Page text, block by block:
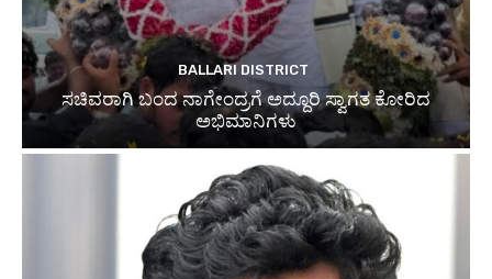
BALLARI DISTRICT
ಸಚಿವರಾಗಿ ಬಂದ ನಾಗೇಂದ್ರಗೆ ಅದ್ದೂರಿ ಸ್ವಾಗತ ಕೋರಿದ
ಅಭಿಮಾನಿಗಳು